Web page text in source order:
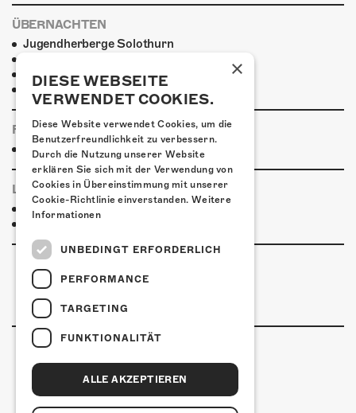
ÜBERNACHTEN
Jugendherberge Solothurn
H4 Hotel
Weitere Unterkünfte
FOODTRUCK
Essensangebot
LINKS & PARTNER
Facebook-Event
Kulturfabrik Kofmehl
Kofmehlweg 1
×
DIESE WEBSEITE
VERWENDET COOKIES.
Diese Website verwendet Cookies, um die
Benutzerfreundlichkeit zu verbessern.
Durch die Nutzung unserer Website
erklären Sie sich mit der Verwendung von
Cookies in Übereinstimmung mit unserer
Cookie-Richtlinie einverstanden. Weitere
Informationen
UNBEDINGT ERFORDERLICH
PERFORMANCE
TARGETING
FUNKTIONALITÄT
ALLE AKZEPTIEREN